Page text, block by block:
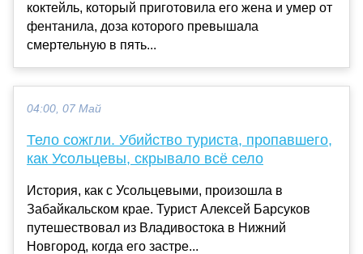
коктейль, который приготовила его жена и умер от
фентанила, доза которого превышала
смертельную в пять...
04:00, 07 Май
Тело сожгли. Убийство туриста, пропавшего,
как Усольцевы, скрывало всё село
История, как с Усольцевыми, произошла в
Забайкальском крае. Турист Алексей Барсуков
путешествовал из Владивостока в Нижний
Новгород, когда его застре...